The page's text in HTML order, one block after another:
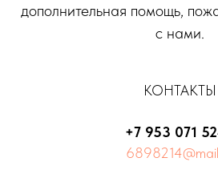
дополнительная помощь,
с нами.
КОНТАКТЫ
+7 953 071